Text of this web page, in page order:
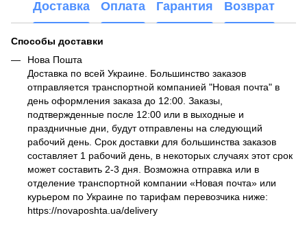
Доставка Оплата Гарантия Возврат
Способы доставки
Нова Пошта
Доставка по всей Украине. Большинство заказов
отправляется транспортной компанией "Новая почта" в
день оформления заказа до 12:00. Заказы,
подтвержденные после 12:00 или в выходные и
праздничные дни, будут отправлены на следующий
рабочий день. Срок доставки для большинства заказов
составляет 1 рабочий день, в некоторых случаях этот срок
может составить 2-3 дня. Возможна отправка или в
отделение транспортной компании «Новая почта» или
курьером по Украине по тарифам перевозчика ниже:
https://novaposhta.ua/delivery